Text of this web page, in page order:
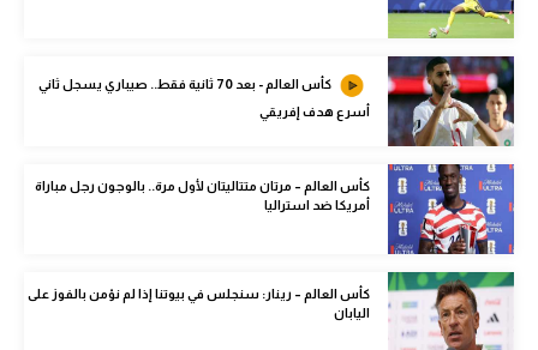
تحقيق في الجول
تقرير في الجول
تحليل في الجول
حكايات في الجول
كويز في الجول
كأس العالم - بعد 70 ثانية فقط.. صيباري يسجل ثاني
أسرع هدف إفريقي
كأس العالم – مرتان متتاليتان لأول مرة.. بالوجون رجل مباراة
أمريكا ضد استراليا
كأس العالم – رينار: سنجلس في بيوتنا إذا لم نؤمن بالفوز على
اليابان